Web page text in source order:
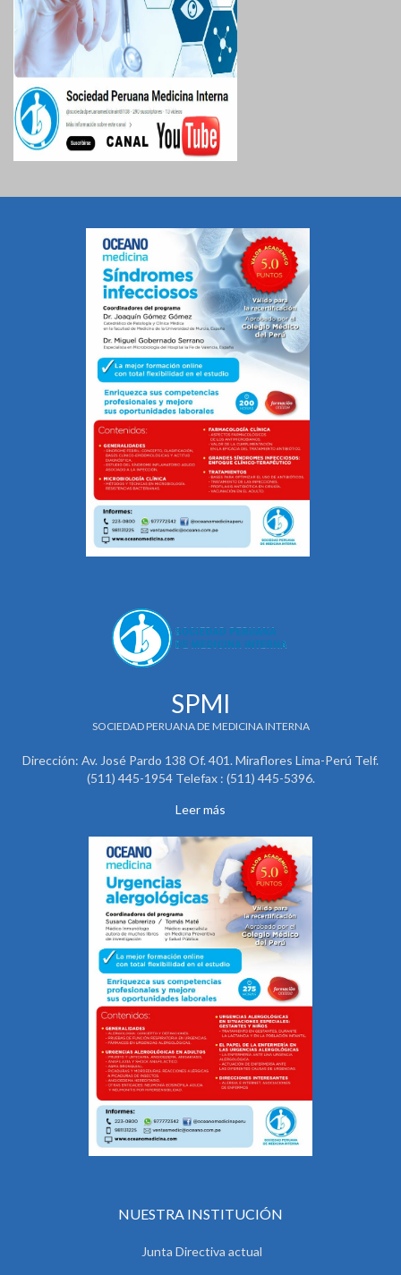
SPMI
SOCIEDAD PERUANA DE MEDICINA INTERNA
Dirección: Av. José Pardo 138 Of. 401. Miraflores Lima-Perú Telf.
(511) 445-1954 Telefax : (511) 445-5396.
Leer más
NUESTRA INSTITUCIÓN
Junta Directiva actual